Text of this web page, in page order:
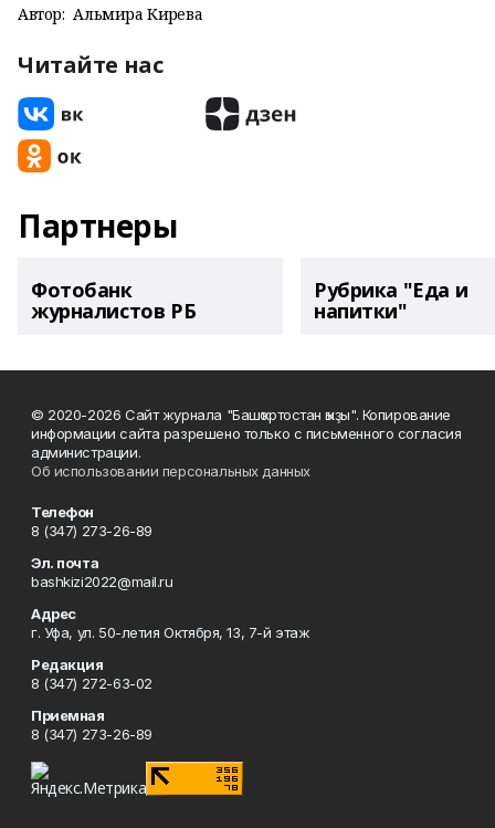
Автор: Альмира Кирәева
Читайте нас
Партнеры
Фотобанк
журналистов РБ
Рубрика "Еда и
напитки"
© 2020-2026 Сайт журнала "Башҡортостан ҡыҙы". Копирование
информации сайта разрешено только с письменного согласия
администрации.
Об использовании персональных данных
Телефон
8 (347) 273-26-89
Эл. почта
bashkizi2022@mail.ru
Адрес
г. Уфа, ул. 50-летия Октября, 13, 7-й этаж
Редакция
8 (347) 272-63-02
Приемная
8 (347) 273-26-89